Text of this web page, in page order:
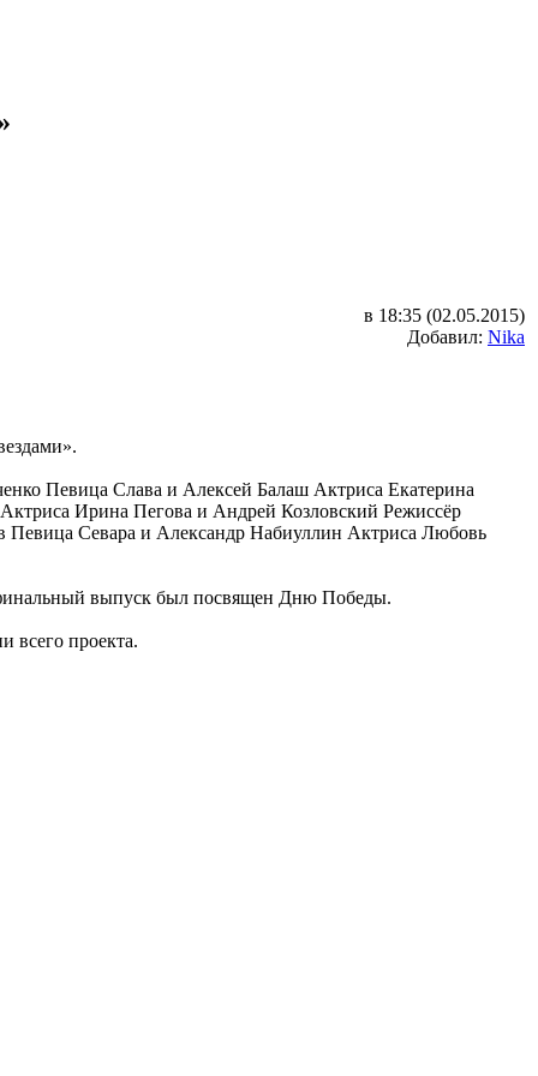
в 18:35 (02.05.2015)
Добавил: Nika
Певица Слава и Алексей Балаш Актриса Екатерина
Ирина Пегова и Андрей Козловский Режиссёр
Севара и Александр Набиуллин Актриса Любовь
выпуск был посвящен Дню Победы.
всего проекта.